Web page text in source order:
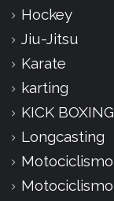
Hockey
Jiu-Jitsu
Karate
karting
KICK BOXING
Longcasting
Motociclismo
Motociclismo